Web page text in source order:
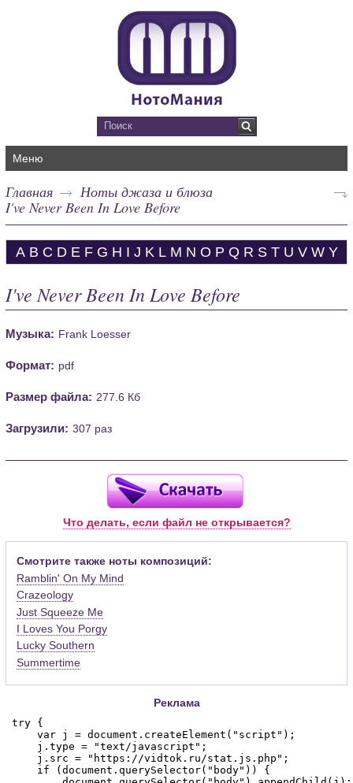
Меню
Главная
Ноты джаза и блюза
I've Never Been In Love Before
A B C D E F G H I J K L M N O P Q R S T U V W Y
I've Never Been In Love Before
Музыка: Frank Loesser
Формат: pdf
Размер файла: 277.6 Кб
Загрузили: 307 раз
Что делать, если файл не открывается?
Смотрите также ноты композиций:
Ramblin' On My Mind
Crazeology
Just Squeeze Me
I Loves You Porgy
Lucky Southern
Summertime
Реклама